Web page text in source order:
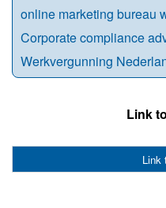
online marketing bureau
Corporate compliance
Werkvergunning
Link
Link